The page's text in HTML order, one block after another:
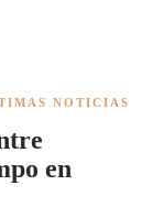
NOTICIAS
en